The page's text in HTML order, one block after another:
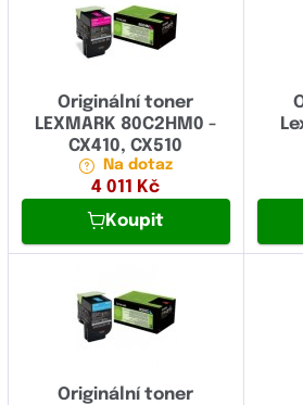
Originální toner
LEXMARK 80C2HM0 -
CX410, CX510
Na dotaz
4 011 Kč
Koupit
Originální toner